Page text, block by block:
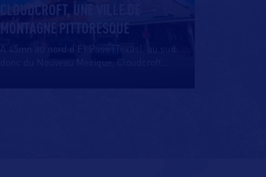
CLOUDCROFT, UNE VILLE DE
MONTAGNE PITTORESQUE
A 45mn au nord d’El Paso (Texas), au sud
donc du Nouveau Mexique, Cloudcroft